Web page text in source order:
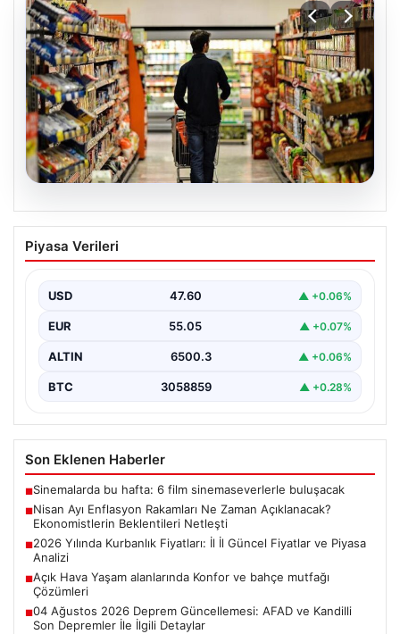
05.08.2026
Nisan Ayı Enflasyon Rakamları Ne
Zaman Açıklanacak? Ekonomistlerin
Türkiye İstatistik Kurumu (TÜİK) tarafından açıklanacak
Piyasa Verileri
USD 47.60 ▲ +0.06%
EUR 55.05 ▲ +0.07%
ALTIN 6500.3 ▲ +0.06%
BTC 3058859 ▲ +0.28%
Son Eklenen Haberler
■Sinemalarda bu hafta: 6 film sinemaseverlerle buluşacak
■Nisan Ayı Enflasyon Rakamları Ne Zaman Açıklanacak?
Ekonomistlerin Beklentileri Netleşti
■2026 Yılında Kurbanlık Fiyatları: İl İl Güncel Fiyatlar ve Piyasa
Analizi
■Açık Hava Yaşam alanlarında Konfor ve bahçe mutfağı
Çözümleri
■04 Ağustos 2026 Deprem Güncellemesi: AFAD ve Kandilli
Son Depremler İle İlgili Detaylar